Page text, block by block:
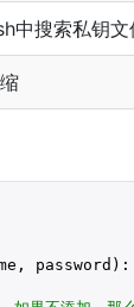
中搜索私钥文
password) :